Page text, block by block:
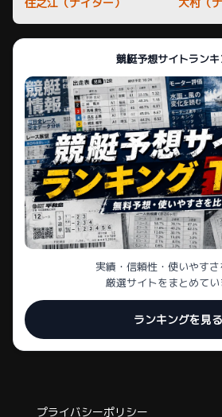
競艇予想サイトラン
実績・信頼性・使いやす
厳選サイトをまとめてい
ランキングを見る
プライバシーポリシー